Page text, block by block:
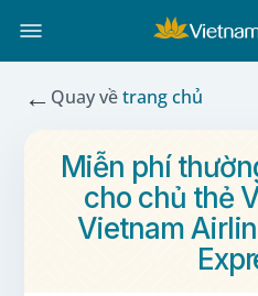
← Quay vềtrang chủ
Miễn phí
cho chủ thẻ
Vietnam